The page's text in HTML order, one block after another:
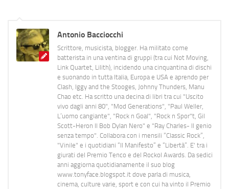
Antonio Bacciocchi
Scrittore, musicista, blogger. Ha militato come
batterista in una ventina di gruppi (tra cui Not Moving,
Link Quartet, Lilith), incidendo una cinquantina di dischi
e suonando in tutta Italia, Europa e USA e aprendo per
Clash, Iggy and the Stooges, Johnny Thunders, Manu
Chao etc. Ha scritto una decina di libri tra cui "Uscito
vivo dagli anni 80", "Mod Generations", "Paul Weller,
L’uomo cangiante", "Rock n Goal", "Rock n Spor"t, Gil
Scott-Heron Il Bob Dylan Nero" e "Ray Charles- Il genio
senza tempo". Collabora con i mensili “Classic Rock”,
"Vinile" e i quotidiani “Il Manifesto” e “Libertà”. E' tra i
giurati del Premio Tenco e del Rockol Awards. Da sedici
anni aggiorna quotidianamente il suo blog
www.tonyface.blogspot.it dove parla di musica,
cinema, culture varie, sport e con cui ha vinto il Premio